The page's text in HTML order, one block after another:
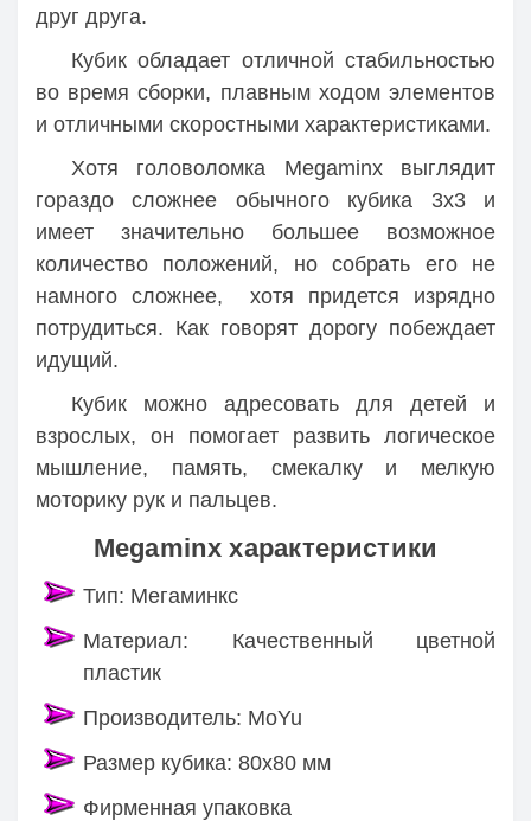
друг друга.
Кубик обладает отличной стабильностью
во время сборки, плавным ходом элементов
и отличными скоростными характеристиками.
Хотя головоломка Megaminx выглядит
гораздо сложнее обычного кубика 3х3 и
имеет значительно большее возможное
количество положений, но собрать его не
намного сложнее, хотя придется изрядно
потрудиться. Как говорят дорогу побеждает
идущий.
Кубик можно адресовать для детей и
взрослых, он помогает развить логическое
мышление, память, смекалку и мелкую
моторику рук и пальцев.
Megaminx характеристики
Тип: Мегаминкс
Материал: Качественный цветной
пластик
Производитель: MoYu
Размер кубика: 80х80 мм
Фирменная упаковка